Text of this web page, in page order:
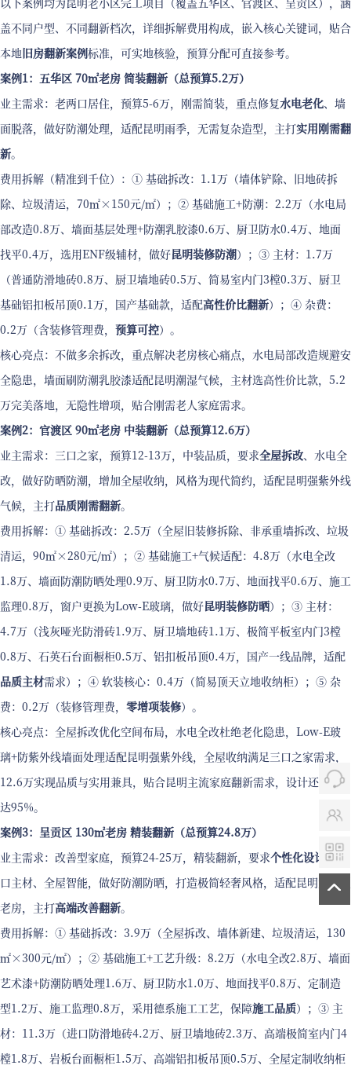
盖不同户型、不同翻新档次，详细拆解费用构成，嵌入核心关键词，贴合
本地旧房翻新案例标准，可实地核验，预算分配可直接参考。
案例1：五华区 70㎡老房 简装翻新（总预算5.2万）
业主需求：老两口居住，预算5-6万，刚需简装，重点修复水电老化、墙
面脱落，做好防潮处理，适配昆明雨季，无需复杂造型，主打实用刚需翻
新。
费用拆解（精准到千位）：① 基础拆改：1.1万（墙体铲除、旧地砖拆
除、垃圾清运，70㎡×150元/㎡）；② 基础施工+防潮：2.2万（水电局
部改造0.8万、墙面基层处理+防潮乳胶漆0.6万、厨卫防水0.4万、地面
找平0.4万，选用ENF级辅材，做好昆明装修防潮）；③ 主材：1.7万
（普通防滑地砖0.8万、厨卫墙地砖0.5万、简易室内门3樘0.3万、厨卫
基础铝扣板吊顶0.1万，国产基础款，适配高性价比翻新）；④ 杂费：
0.2万（含装修管理费， 预算可控）。
核心亮点：不做多余拆改，重点解决老房核心痛点，水电局部改造规避安
全隐患，墙面刷防潮乳胶漆适配昆明潮湿气候，主材选高性价比款，5.2
万完美落地，无隐性增项，贴合刚需老人家庭需求。
案例2：官渡区 90㎡老房 中装翻新（总预算12.6万）
业主需求：三口之家，预算12-13万，中装品质，要求全屋拆改、水电全
改，做好防晒防潮，增加全屋收纳，风格为现代简约，适配昆明强紫外线
气候，主打品质刚需翻新。
费用拆解：① 基础拆改：2.5万（全屋旧装修拆除、非承重墙拆改、垃圾
清运，90㎡×280元/㎡）；② 基础施工+气候适配：4.8万（水电全改
1.8万、墙面防潮防晒处理0.9万、厨卫防水0.7万、地面找平0.6万、施工
监理0.8万，窗户更换为Low-E玻璃，做好昆明装修防晒）；③ 主材：
4.7万（浅灰哑光防滑砖1.9万、厨卫墙地砖1.1万、极简平板室内门3樘
0.8万、石英石台面橱柜0.5万、铝扣板吊顶0.4万，国产一线品牌，适配
品质主材需求）；④ 软装核心：0.4万（简易顶天立地收纳柜）；⑤ 杂
费：0.2万（装修管理费， 零增项装修）。
核心亮点：全屋拆改优化空间布局，水电全改杜绝老化隐患，Low-E玻
璃+防紫外线墙面处理适配昆明强紫外线，全屋收纳满足三口之家需求，
12.6万实现品质与实用兼具，贴合昆明主流家庭翻新需求，设计还原度
达95%。
案例3：呈贡区 130㎡老房 精装翻新（总预算24.8万）
业主需求：改善型家庭，预算24-25万，精装翻新，要求个性化设计 、进
口主材、全屋智能，做好防潮防晒，打造极简轻奢风格，适配昆明大户型
老房，主打高端改善翻新。
费用拆解：① 基础拆改：3.9万（全屋拆改、墙体新建、垃圾清运，130
㎡×300元/㎡）；② 基础施工+工艺升级：8.2万（水电全改2.8万、墙面
艺术漆+防潮防晒处理1.6万、厨卫防水1.0万、地面找平0.8万、定制造
型1.2万、施工监理0.8万，采用德系施工工艺，保障施工品质）；③ 主
材：11.3万（进口防滑地砖4.2万、厨卫墙地砖2.3万、高端极简室内门4
樘1.8万、岩板台面橱柜1.5万、高端铝扣板吊顶0.5万、全屋定制收纳柜